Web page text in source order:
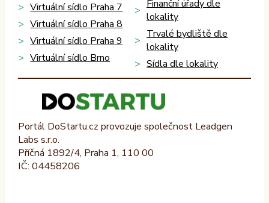
Virtuální sídlo Praha 7
Virtuální sídlo Praha 8
Virtuální sídlo Praha 9
Virtuální sídlo Brno
Finanční úřady dle
lokality
Trvalé bydliště dle
lokality
Sídla dle lokality
Portál DoStartu.cz provozuje společnost Leadgen
Labs s.r.o.
Příčná 1892/4, Praha 1, 110 00
IČ: 04458206